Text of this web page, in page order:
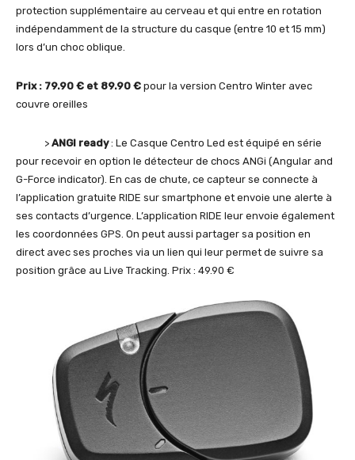
protection supplémentaire au cerveau et qui entre en rotation
indépendamment de la structure du casque (entre 10 et 15 mm)
lors d’un choc oblique.
Prix : 79.90 € et 89.90 € pour la version Centro Winter avec
couvre oreilles
> ANGI ready: Le Casque Centro Led est équipé en série
pour recevoir en option le détecteur de chocs ANGi (Angular and
G-Force indicator). En cas de chute, ce capteur se connecte à
l’application gratuite RIDE sur smartphone et envoie une alerte à
ses contacts d’urgence. L’application RIDE leur envoie également
les coordonnées GPS. On peut aussi partager sa position en
direct avec ses proches via un lien qui leur permet de suivre sa
position grâce au Live Tracking. Prix : 49.90 €